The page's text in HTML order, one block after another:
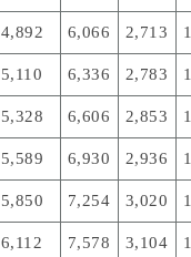
4,892 6,066 2,713
5,110 6,336 2,783
5,328 6,606 2,853
5,589 6,930 2,936
5,850 7,254 3,020
6,112 7,578 3,104